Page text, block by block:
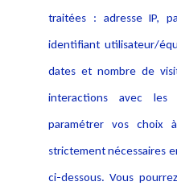
traitées : adresse IP,
identifiant utilisateur/
dates et nombre de
interactions avec les
paramétrer vos choix
strictement nécessaires
ci-dessous. Vous